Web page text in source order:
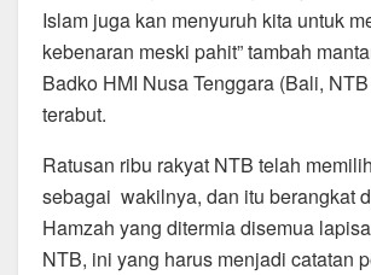
Islam juga kan menyuruh kita untuk
kebenaran meski pahit” tambah
Badko HMI Nusa Tenggara (Bali,
terabut.
Ratusan ribu rakyat NTB telah
sebagai wakilnya, dan itu berangkat
Hamzah yang ditermia disemua
NTB, ini yang harus menjadi catatan